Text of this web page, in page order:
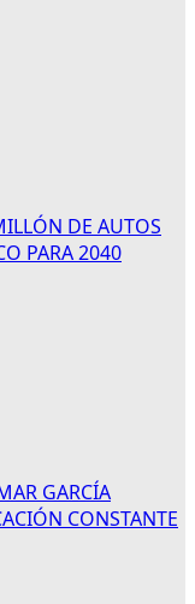
DE AUTOS
PARA 2040
GARCÍA
CONSTANTE